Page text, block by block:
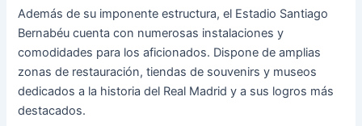
Además de su imponente estructura, el Estadio Santiago
Bernabéu cuenta con numerosas instalaciones y
comodidades para los aficionados. Dispone de amplias
zonas de restauración, tiendas de souvenirs y museos
dedicados a la historia del Real Madrid y a sus logros más
destacados.